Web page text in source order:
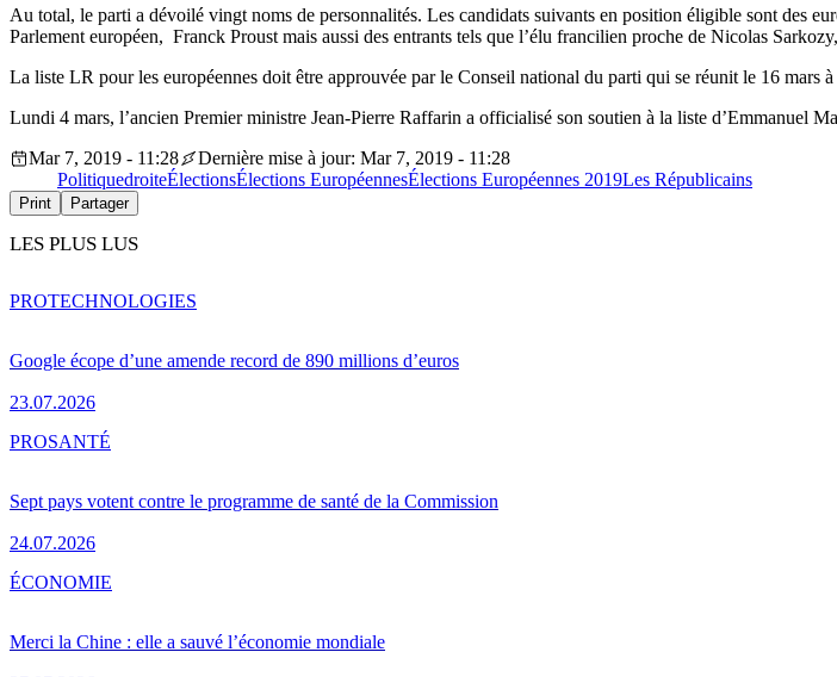
Au total, le parti a dévoilé vingt noms de personnalités. Les candidats suivants en position éligible sont des
Parlement européen, Franck Proust mais aussi des entrants tels que l’élu francilien proche de Nicolas
La liste LR pour les européennes doit être approuvée par le Conseil national du parti qui se réunit le 16 mars
Lundi 4 mars, l’ancien Premier ministre Jean-Pierre Raffarin a officialisé son soutien à la liste d’Emmanuel
Mar 7, 2019 - 11:28
Dernière mise à jour: Mar 7, 2019 - 11:28
PolitiquedroiteÉlectionsÉlections EuropéennesÉlections Européennes 2019Les Républicains
Print Partager
LES PLUS LUS
Google écope d’une amende record de 890 millions d’euros
23.07.2026
PROTECHNOLOGIES
Sept pays votent contre le programme de santé de la Commission
24.07.2026
PROSANTÉ
Merci la Chine : elle a sauvé l’économie mondiale
ÉCONOMIE